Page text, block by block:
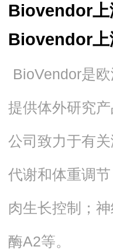
Biovendor上
Biovendor上
BioVendor是
提供体外研究
公司致力于有
代谢和体重调
肉生长控制；
酶A2等。